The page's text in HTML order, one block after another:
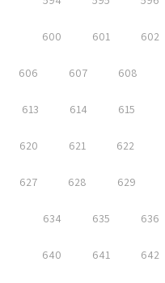
600 601 602
606 607 608
613 614 615
620 621 622
627 628 629
634 635 636
640 641 642